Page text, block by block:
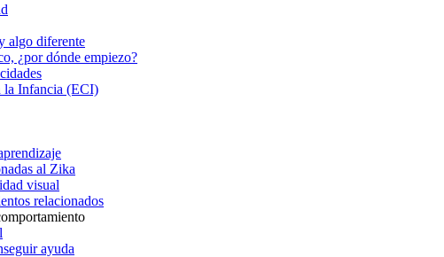
algo diferente
¿por dónde empiezo?
la Infancia (ECI)
al Zika
visual
relacionados
ayuda